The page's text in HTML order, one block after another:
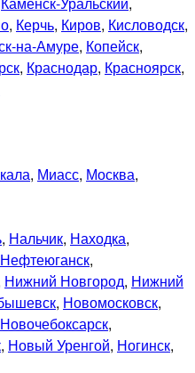
, Керчь, Киров, Кисловодск,
на-Амуре, Копейск,
, Краснодар, Красноярск,
, Миасс, Москва,
, Нальчик, Находка,
Нефтеюганск,
Нижний Новгород, Нижний
, Новомосковск,
Новочебоксарск,
, Новый Уренгой, Ногинск,